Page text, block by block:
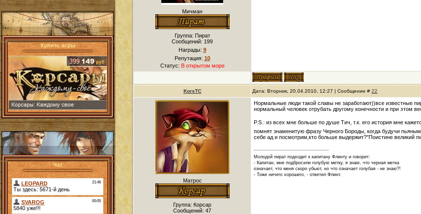
Купить игры
Чат
Мичман
Группа: Пират
Сообщений: 199
Награды: 9
Репутация: 10
Статус: В открытом море
KorsTC Дата: Вторник, 20.04.2010, 12:27 | Сообщение #22
Матрос
Группа: Корсар
Сообщений:47
Нормальные люди такой славы не заработают))все известные
нормальный человек отрубать другому конечности и при этом
P.S.: из всех мне больше по душе Тич, т.к. его история мне
помнят знаменитую фразу Черного Бороды, когда будучи
себе ад и посмотрим,кто больше выдержит?"Поистине великий
Молодой пират подходит к капитану Флинту и говорит:
- Капитан, мне подбросили голубую метку, я знаю, что черная метка
означает, что меня скоро убьют, но что означает голубая - не знаю?!
- Тоже ничего хорошего, - ответил Флинт.